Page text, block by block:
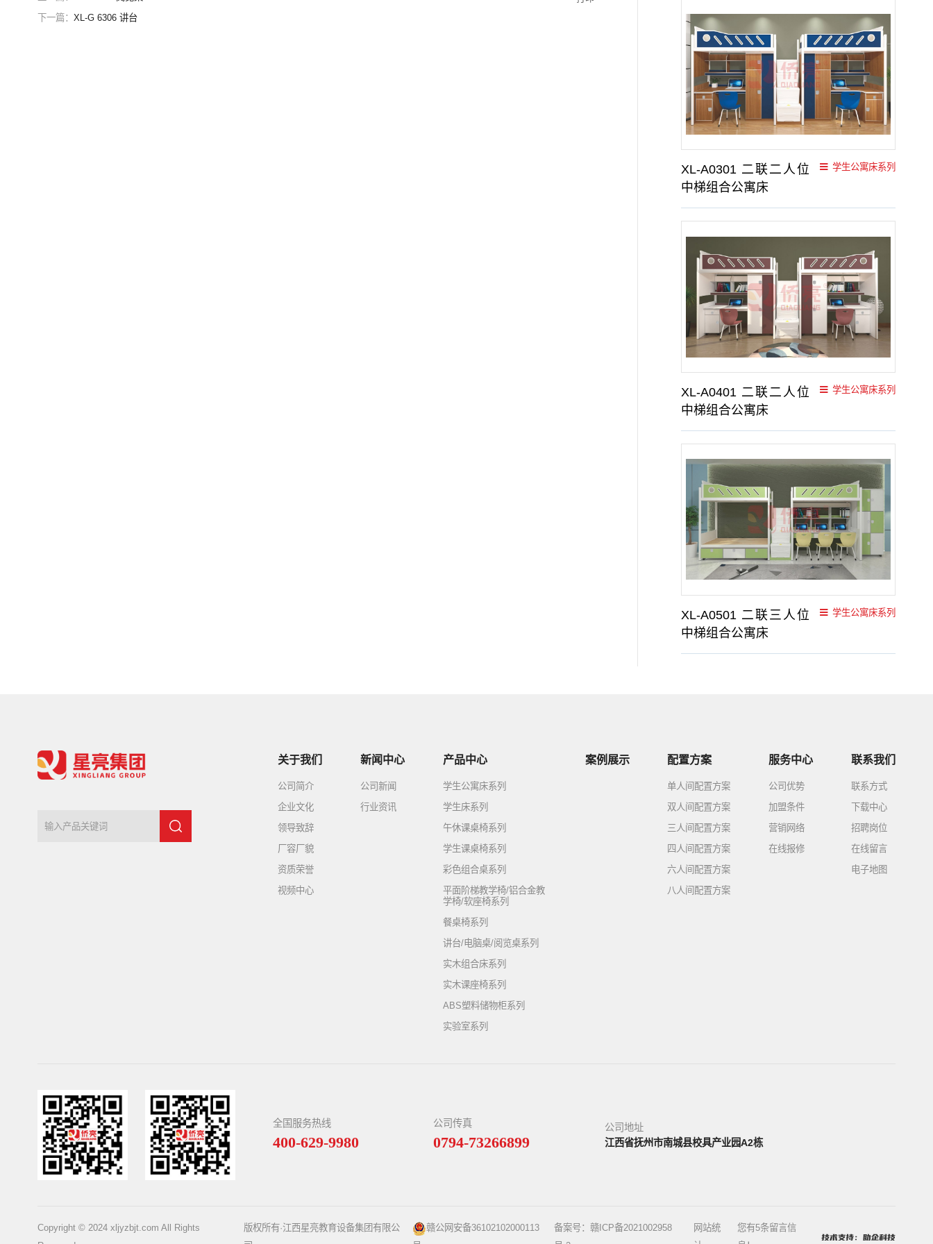
下一篇： XL-G 6306 讲台
XL-A0301 二联二人位
中梯组合公寓床
学生公寓床系列
XL-A0401 二联二人位
中梯组合公寓床
学生公寓床系列
XL-A0501 二联三人位
中梯组合公寓床
学生公寓床系列
关于我们
公司简介
企业文化
领导致辞
厂容厂貌
资质荣誉
视频中心
新闻中心
公司新闻
行业资讯
产品中心
学生公寓床系列
学生床系列
午休课桌椅系列
学生课桌椅系列
彩色组合桌系列
平面阶梯教学椅/铝合金教
学椅/软座椅系列
餐桌椅系列
讲台/电脑桌/阅览桌系列
实木组合床系列
实木课座椅系列
ABS塑料储物柜系列
实验室系列
案例展示 配置方案
单人间配置方案
双人间配置方案
三人间配置方案
四人间配置方案
六人间配置方案
八人间配置方案
服务中心
公司优势
加盟条件
营销网络
在线报修
联系我们
联系方式
下载中心
招聘岗位
在线留言
电子地图
全国服务热线
400-629-9980
公司传真
0794-73266899
公司地址
江西省抚州市南城县校具产业园A2栋
Copyright © 2024 xljyzbjt.com All Rights
版权所有·江西星亮教育设备集团有限公
赣公网安备36102102000113
备案号： 赣ICP备2021002958
网站统
您有5条留言信